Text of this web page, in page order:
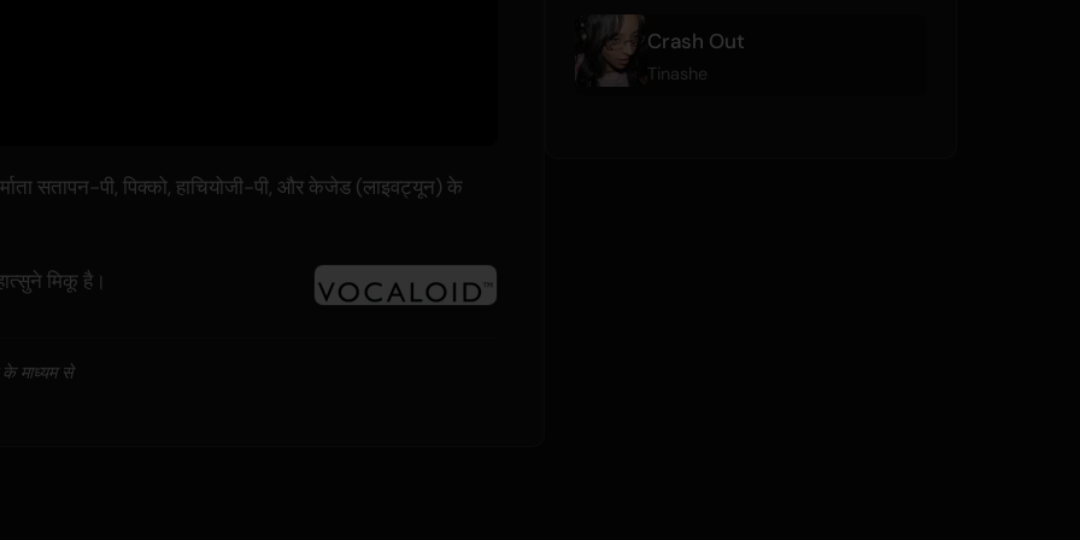
सतापन-पी, पिक्को, हाचियोजी-पी, और केजेड (लाइवट्यून) के
मिकू है।
के माध्यम से
Crash Out
Tinashe